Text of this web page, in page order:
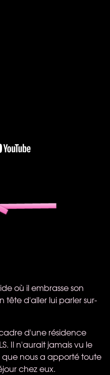
où il embrasse son
tête d'aller lui parler sur-
d'une résidence
. Il n'aurait jamais vu le
que nous a apporté toute
chez eux.